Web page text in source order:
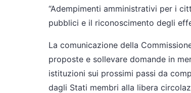
“Adempimenti amministrativi per i
pubblici e il riconoscimento degli
La comunicazione della
proposte e sollevare domande in
istituzioni sui prossimi passi da
dagli Stati membri alla libera